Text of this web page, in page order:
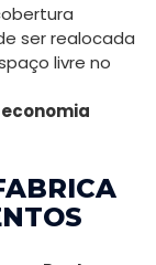
ser realocada
livre no